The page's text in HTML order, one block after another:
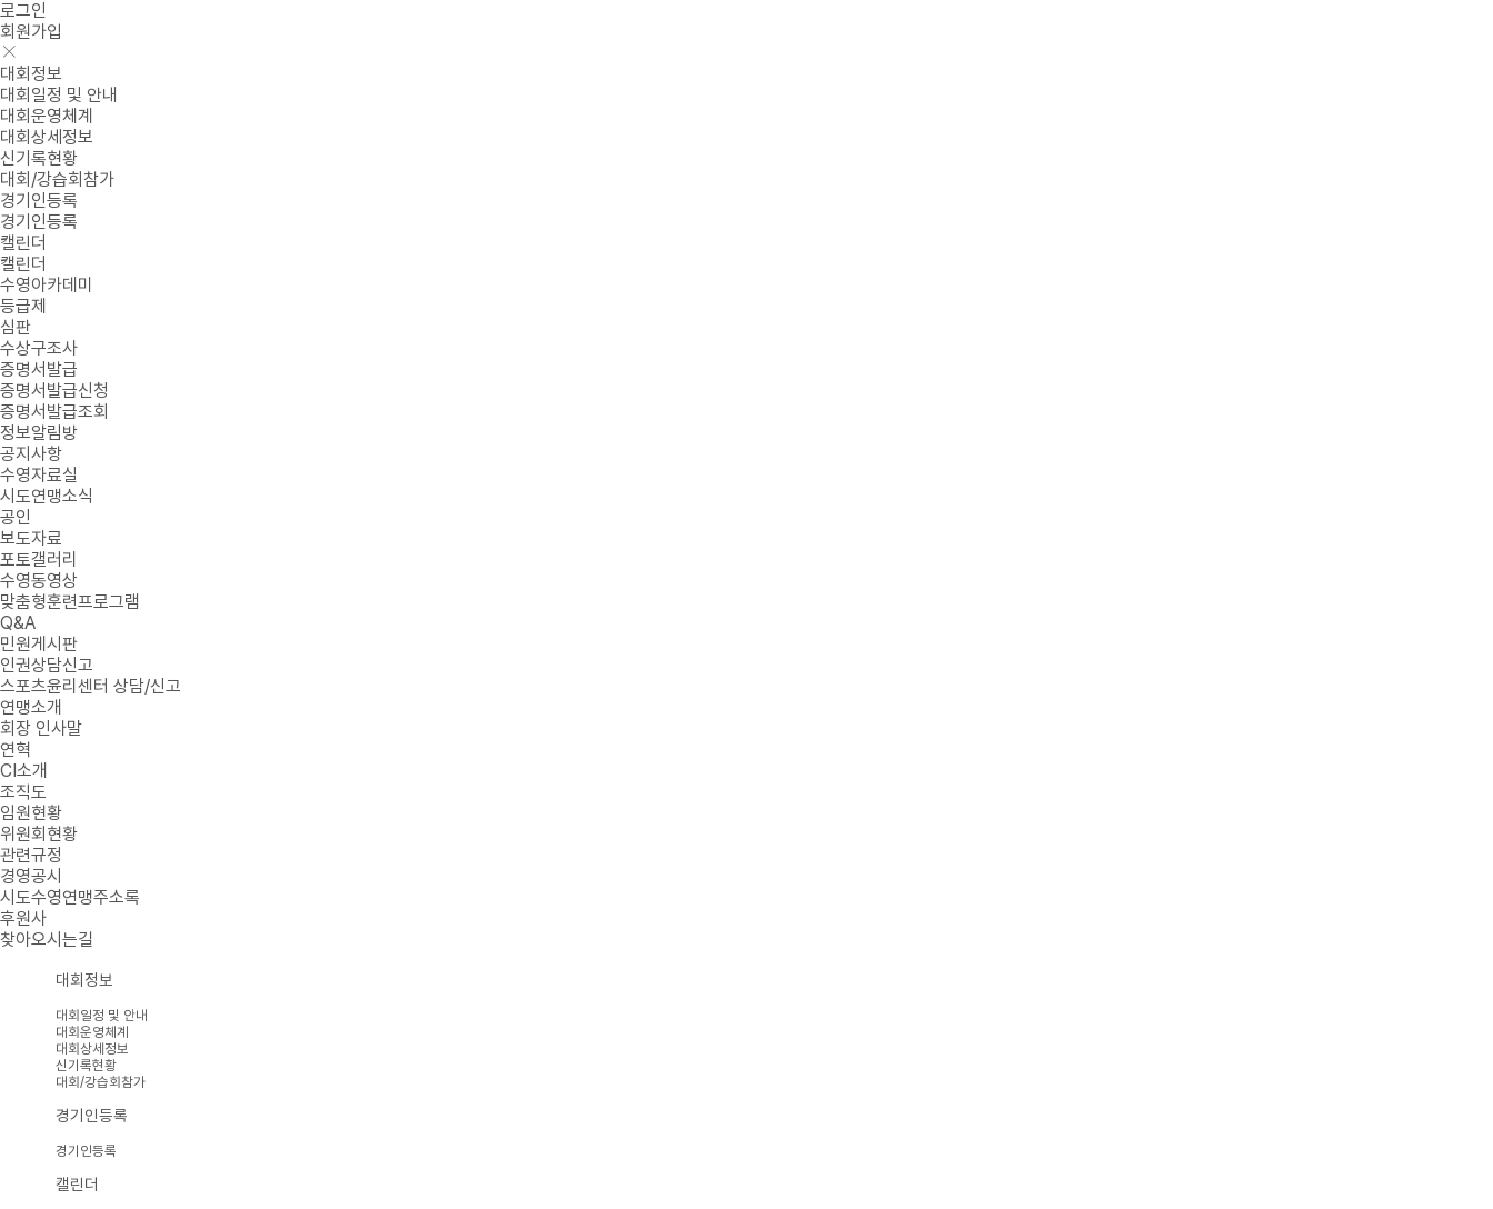
로그인
회원가입
대회정보
대회일정 및 안내
대회운영체계
대회상세정보
신기록현황
대회/강습회참가
경기인등록
경기인등록
캘린더
캘린더
수영아카데미
등급제
심판
수상구조사
증명서발급
증명서발급신청
증명서발급조회
정보알림방
공지사항
수영자료실
시도연맹소식
공인
보도자료
포토갤러리
수영동영상
맞춤형훈련프로그램
Q&A
민원게시판
인권상담신고
스포츠윤리센터 상담/신고
연맹소개
회장 인사말
연혁
CI소개
조직도
임원현황
위원회현황
관련규정
경영공시
시도수영연맹주소록
후원사
찾아오시는길
대회정보
대회일정 및 안내
대회운영체계
대회상세정보
신기록현황
대회/강습회참가
경기인등록
경기인등록
캘린더